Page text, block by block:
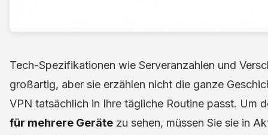
Tech-Spezifikationen wie Serveranzahlen und
großartig, aber sie erzählen nicht die ganze
VPN tatsächlich in Ihre tägliche Routine passt. Um
für mehrere Geräte zu sehen, müssen Sie sie in